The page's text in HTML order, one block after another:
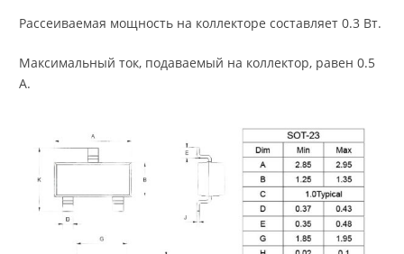
Рассеиваемая мощность на коллекторе составляет 0.3 Вт.
Максимальный ток, подаваемый на коллектор, равен 0.5
А.